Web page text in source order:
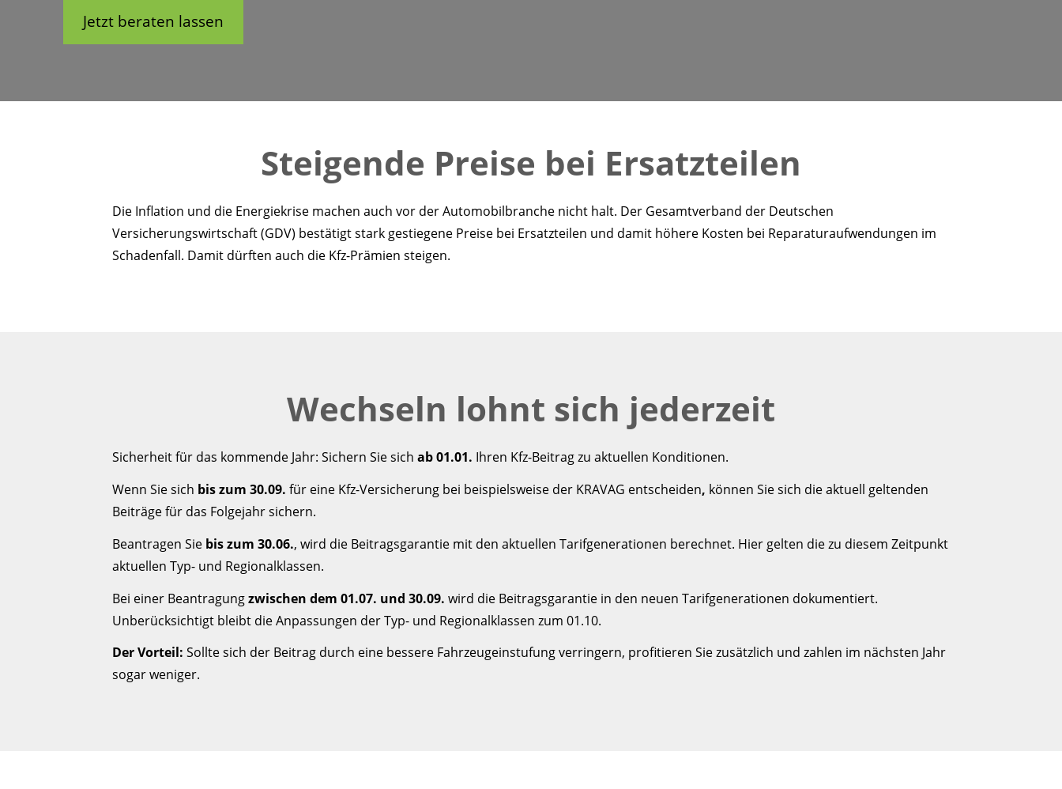
Jetzt beraten lassen
Steigende Preise bei Ersatzteilen
Die Inflation und die Energiekrise machen auch vor der Automobilbranche nicht halt. Der Gesamtverband der Deutschen
Versicherungswirtschaft (GDV) bestätigt stark gestiegene Preise bei Ersatzteilen und damit höhere Kosten bei Reparaturaufwendungen im
Schadenfall. Damit dürften auch die Kfz-Prämien steigen.
Wechseln lohnt sich jederzeit
Sicherheit für das kommende Jahr: Sichern Sie sich ab 01.01. Ihren Kfz-Beitrag zu aktuellen Konditionen.
Wenn Sie sich bis zum 30.09. für eine Kfz-Versicherung bei beispielsweise der KRAVAG entscheiden, können Sie sich die aktuell geltenden
Beiträge für das Folgejahr sichern.
Beantragen Sie bis zum 30.06., wird die Beitragsgarantie mit den aktuellen Tarifgenerationen berechnet. Hier gelten die zu diesem Zeitpunkt
aktuellen Typ- und Regionalklassen.
Bei einer Beantragungzwischen dem 01.07. und 30.09. wird die Beitragsgarantie in den neuen Tarifgenerationen dokumentiert.
Unberücksichtigt bleibt die Anpassungen der Typ- und Regionalklassen zum 01.10.
Der Vorteil: Sollte sich der Beitrag durch eine bessere Fahrzeugeinstufung verringern, profitieren Sie zusätzlich und zahlen im nächsten Jahr
sogar weniger.